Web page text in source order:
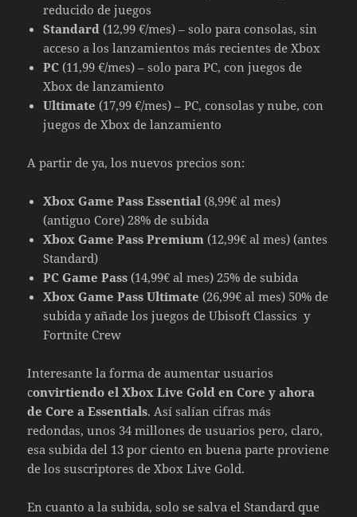
reducido de juegos
Standard (12,99 €/mes) – solo para consolas, sin
acceso a los lanzamientos más recientes de Xbox
PC (11,99 €/mes) – solo para PC, con juegos de
Xbox de lanzamiento
Ultimate (17,99 €/mes) – PC, consolas y nube, con
juegos de Xbox de lanzamiento
A partir de ya, los nuevos precios son:
Xbox Game Pass Essential (8,99€ al mes)
(antiguo Core) 28% de subida
Xbox Game Pass Premium (12,99€ al mes) (antes
Standard)
PC Game Pass (14,99€ al mes) 25% de subida
Xbox Game Pass Ultimate (26,99€ al mes) 50% de
subida y añade los juegos de Ubisoft Classics y
Fortnite Crew
Interesante la forma de aumentar usuarios
convirtiendo el Xbox Live Gold en Core y ahora
de Core a Essentials. Así salían cifras más
redondas, unos 34 millones de usuarios pero, claro,
esa subida del 13 por ciento en buena parte proviene
de los suscriptores de Xbox Live Gold.
En cuanto a la subida, solo se salva el Standard que